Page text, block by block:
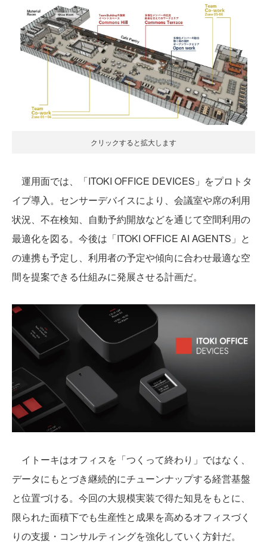
クリックすると拡大します
運用面では、「ITOKI OFFICE DEVICES」をプロトタ
イプ導入。センサーデバイスにより、会議室や席の利用
状況、不在検知、自動予約開放などを通じて空間利用の
最適化を図る。今後は「ITOKI OFFICE AI AGENTS」と
の連携も予定し、利用者の予定や傾向に合わせ最適な空
間を提案できる仕組みに発展させる計画だ。
イトーキはオフィスを「つくって終わり」ではなく、
データにもとづき継続的にチューンナップする経営基盤
と位置づける。今回の大規模実装で得た知見をもとに、
限られた面積下でも生産性と成果を高めるオフィスづく
りの支援・コンサルティングを強化していく方針だ。